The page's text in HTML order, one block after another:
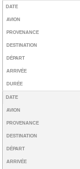
DATE
AVION
PROVENANCE
DESTINATION
DÉPART
ARRIVÉE
DURÉE
DATE
AVION
PROVENANCE
DESTINATION
DÉPART
ARRIVÉE